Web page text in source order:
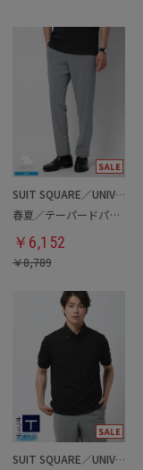
SUIT SQUARE／UNIVERSAL LANGUAGE
春夏／テーパードパンツ
￥ 6,152
￥8,789
SUIT SQUARE／UNIVERSAL LANGUAGE